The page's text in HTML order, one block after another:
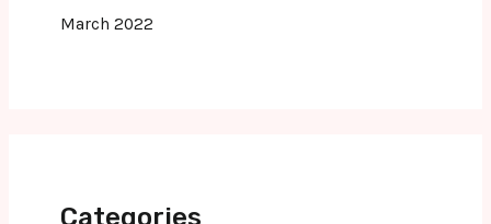
March 2022
Categories